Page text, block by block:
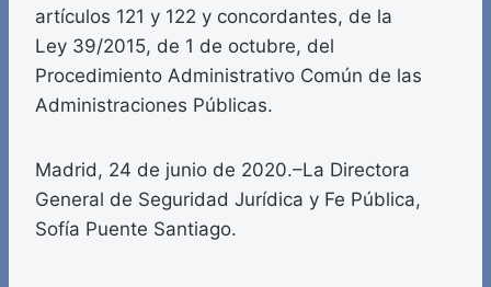
artículos 121 y 122 y concordantes, de la
Ley 39/2015, de 1 de octubre, del
Procedimiento Administrativo Común de las
Administraciones Públicas.
Madrid, 24 de junio de 2020.–La Directora
General de Seguridad Jurídica y Fe Pública,
Sofía Puente Santiago.